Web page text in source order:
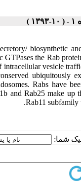
biosynthetic
the Rab
intracellular vesicle
ubiquitously
Rabs have
and Rab25 make
Rab11 subfamily
شما: